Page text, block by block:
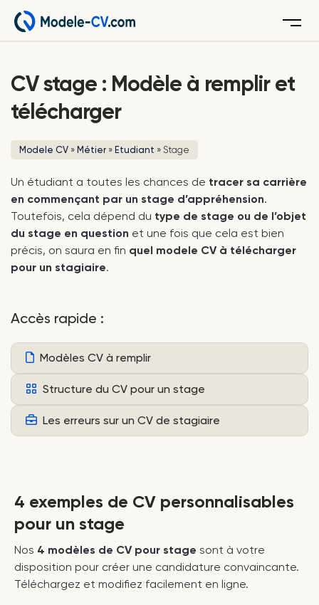
Menu
CV stage : Modèle à remplir et
télécharger
Modele CV » Métier » Etudiant » Stage
Un étudiant a toutes les chances de tracer sa carrière
en commençant par un stage d’appréhension.
Toutefois, cela dépend du type de stage ou de l’objet
du stage en question et une fois que cela est bien
précis, on saura en fin quel modele CV à télécharger
pour un stagiaire.
Accès rapide :
Modèles CV à remplir
Structure du CV pour un stage
Les erreurs sur un CV de stagiaire
4 exemples de CV personnalisables
pour un stage
Nos 4 modèles de CV pour stage sont à votre
disposition pour créer une candidature convaincante.
Téléchargez et modifiez facilement en ligne.